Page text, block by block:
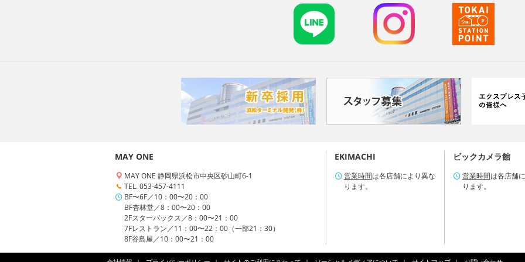
MAY ONE
MAY ONE 静岡県浜松市中央区砂山町6-1
TEL. 053-457-4111
BF〜6F／10：00〜20：00
BF杏林堂／8：00〜20：00
2Fスターバックス／8：00〜21：00
7Fレストラン／11：00〜22：00（一部21：30）
8F谷島屋／10：00〜21：00
EKIMACHI
営業時間は各店舗により異な
ります。
ビックカメラ館
営業時間は各店舗
ります。